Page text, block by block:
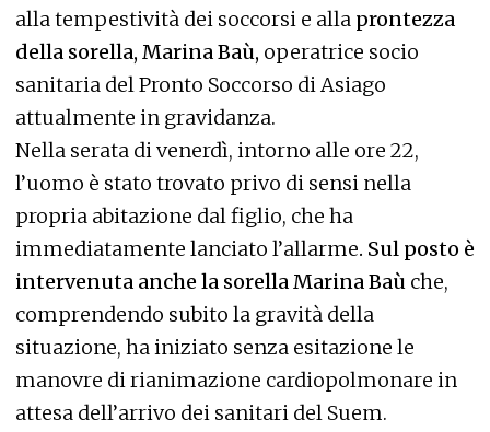
alla tempestività dei soccorsi e alla prontezza
della sorella, Marina Baù, operatrice socio
sanitaria del Pronto Soccorso di Asiago
attualmente in gravidanza.
Nella serata di venerdì, intorno alle ore 22,
l’uomo è stato trovato privo di sensi nella
propria abitazione dal figlio, che ha
immediatamente lanciato l’allarme. Sul posto è
intervenuta anche la sorella Marina Baù che,
comprendendo subito la gravità della
situazione, ha iniziato senza esitazione le
manovre di rianimazione cardiopolmonare in
attesa dell’arrivo dei sanitari del Suem.